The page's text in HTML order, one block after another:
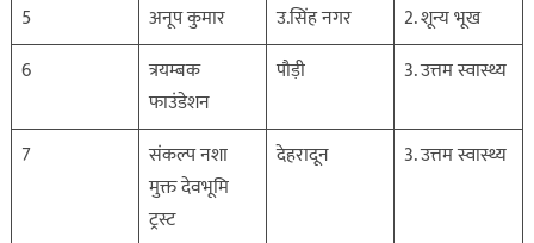
5 अनूप कुमार उ.सिंह नगर
2. शून्य भूख
6
त्रयम्बक
फाउंडेशन
पौड़ी 3. उत्तम स्वास्थ्य
7
संकल्प नशा
मुक्त देवभूमि
ट्रस्ट
देहरादून 3. उत्तम स्वास्थ्य